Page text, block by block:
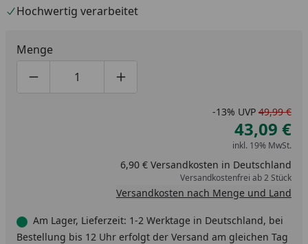
Hochwertig verarbeitet
Menge
Produktmenge um eins verringern
Produktmenge manuell eingeben
Produktmenge um eins erhöhen
-13% UVP 49,99 €
43,09 €
inkl. 19% MwSt.
6,90 € Versandkosten in Deutschland
Versandkostenfrei ab 2 Stück
Versandkosten nach Menge und Land
Am Lager, Lieferzeit: 1-2 Werktage in Deutschland, bei
Bestellung bis 12 Uhr erfolgt der Versand am gleichen Tag